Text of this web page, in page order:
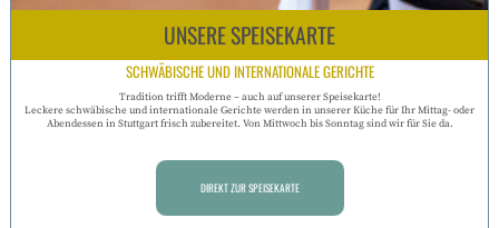
UNSERE SPEISEKARTE
SCHWÄBISCHE UND INTERNATIONALE GERICHTE
Tradition trifft Moderne – auch auf unserer Speisekarte!
Leckere schwäbische und internationale Gerichte werden in unserer Küche für Ihr Mittag- oder
Abendessen in Stuttgart frisch zubereitet. Von Mittwoch bis Sonntag sind wir für Sie da.
DIREKT ZUR SPEISEKARTE